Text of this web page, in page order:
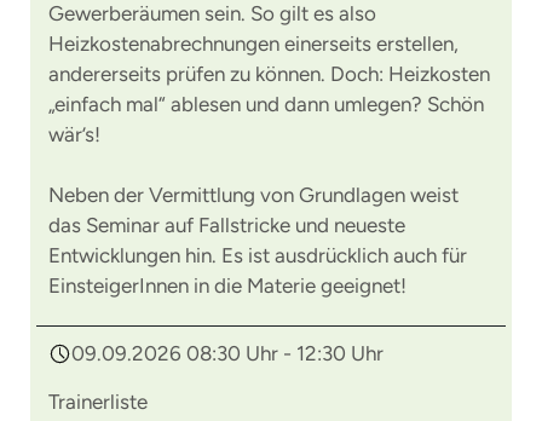
Gewerberäumen sein. So gilt es also
Heizkostenabrechnungen einerseits erstellen,
andererseits prüfen zu können. Doch: Heizkosten
„einfach mal“ ablesen und dann umlegen? Schön
wär’s!
Neben der Vermittlung von Grundlagen weist
das Seminar auf Fallstricke und neueste
Entwicklungen hin. Es ist ausdrücklich auch für
EinsteigerInnen in die Materie geeignet!
09.09.2026 08:30 Uhr - 12:30 Uhr
Trainerliste